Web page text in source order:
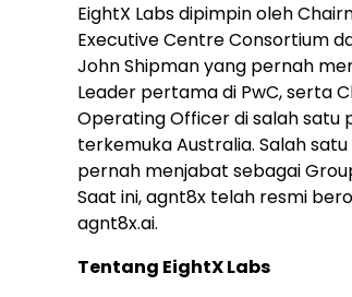
EightX Labs dipimpin oleh
Executive Centre Consortium
John Shipman yang pernah
Leader pertama di PwC, serta
Operating Officer di salah satu
terkemuka Australia. Salah
pernah menjabat sebagai
Saat ini, agnt8x telah resmi
agnt8x.ai.
Tentang EightX Labs